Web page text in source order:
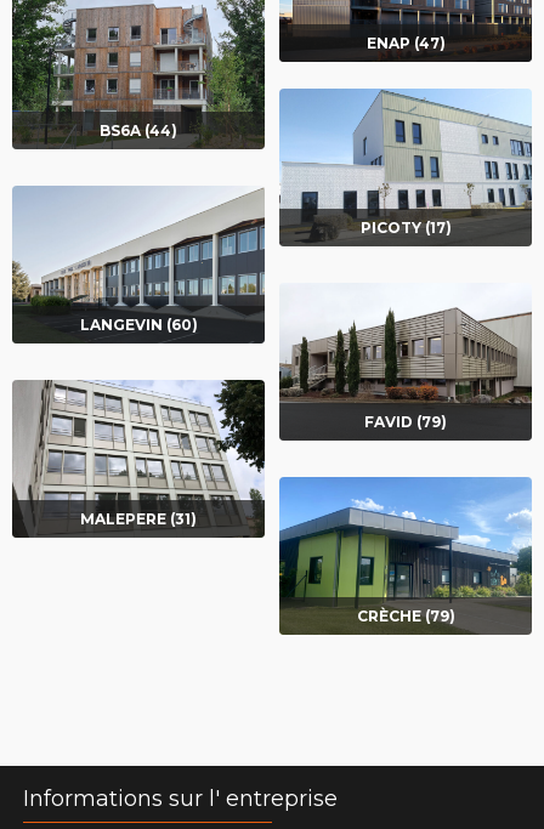
ENAP (47)
BS6A (44)
PICOTY (17)
LANGEVIN (60)
FAVID (79)
MALEPERE (31)
CRÈCHE (79)
Informations sur l' entreprise